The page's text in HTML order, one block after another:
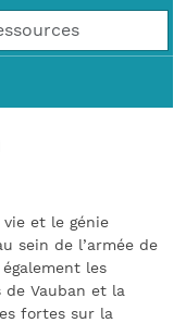
vie et le génie
sein de l’armée de
les
de Vauban et la
fortes sur la